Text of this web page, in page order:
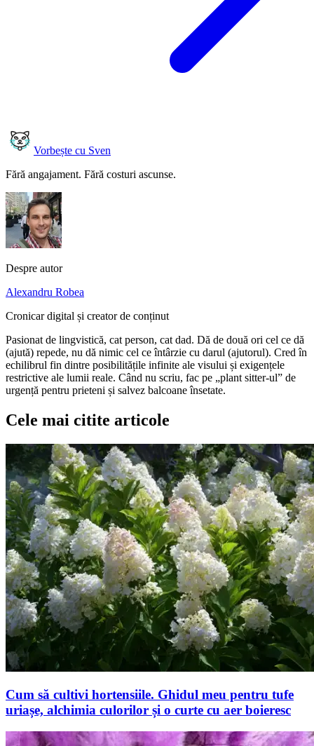
Vorbește cu Sven
Fără angajament. Fără costuri ascunse.
Despre autor
Alexandru Robea
Cronicar digital și creator de conținut
Pasionat de lingvistică, cat person, cat dad. Dă de două ori cel ce dă
(ajută) repede, nu dă nimic cel ce întârzie cu darul (ajutorul). Cred în
echilibrul fin dintre posibilitățile infinite ale visului și exigențele
restrictive ale lumii reale. Când nu scriu, fac pe „plant sitter-ul” de
urgență pentru prieteni și salvez balcoane însetate.
Cele mai citite articole
Cum să cultivi hortensiile. Ghidul meu pentru tufe
uriașe, alchimia culorilor și o curte cu aer boieresc